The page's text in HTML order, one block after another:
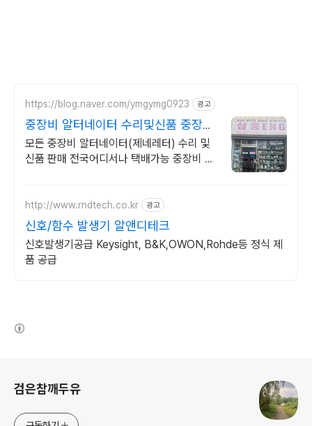
https://blog.naver.com/ymgymg0923 광고
중장비 알터네이터 수리및신품 중장비
제네레다 판매및수리
모든 중장비 알터네이터(제네레터) 수리 및
신품 판매 전국어디서나 택배가능 중장비 알
http://www.rndtech.co.kr 광고
신호/함수 발생기 알앤디테크
신호발생기공급 Keysight, B&K,OWON,Rohde등 정식 제
품 공급
검은참깨두유